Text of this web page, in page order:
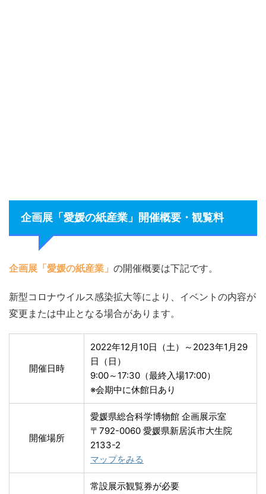
企画展「愛媛の紙産業」開催概要・観覧料
企画展「愛媛の紙産業」 の開催概要は下記です。
新型コロナウイルス感染拡大等により、イベントの内容が
変更または中止となる場合があります。
開催日時
2022年12月10日（土）～2023年1月29
日（日）
9:00～17:30（最終入場17:00）
※会期中に休館日あり
開催場所
愛媛県総合科学博物館 企画展示室
〒792-0060 愛媛県新居浜市大生院
2133-2
マップをみる
常設展示観覧券が必要